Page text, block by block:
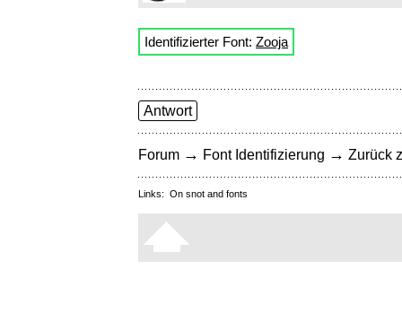
Identifizierter Font: Zooja
Antwort
Forum → Font Identifizierung → Zurück
Links: On snot and fonts